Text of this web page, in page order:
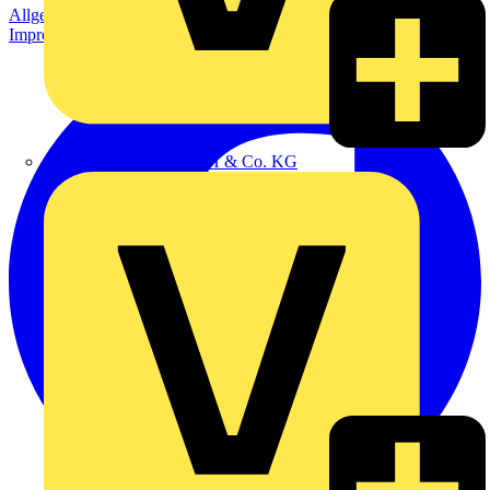
Alexander Bürkle GmbH & Co. KG
Allgemeine Geschäftsbedingungen
Datenschutzerklärung
Impressum